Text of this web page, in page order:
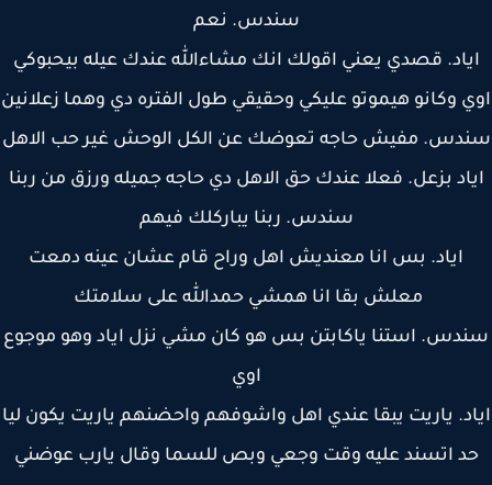
سندس. نعم
قصدي يعني اقولك انك مشاءالله عندك عيله بيحبوكي
وكانو هيموتو عليكي وحقيقي طول الفتره دي وهما زعلانين
مفيش حاجه تعوضك عن الكل الوحش غير حب الاهل
بزعل. فعلا عندك حق الاهل دي حاجه جميله ورزق من ربنا
سندس. ربنا يباركلك فيهم
اياد. بس انا معنديش اهل وراح قام عشان عينه دمعت
معلش بقا انا همشي حمدالله على سلامتك
استنا ياكابتن بس هو كان مشي نزل اياد وهو موجوع
اوي
ياريت يبقا عندي اهل واشوفهم واحضنهم ياريت يكون ليا
اتسند عليه وقت وجعي وبص للسما وقال يارب عوضني